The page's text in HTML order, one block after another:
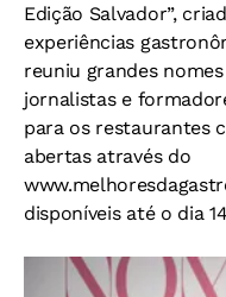
Edição Salvador”,
experiências
reuniu grandes
jornalistas e
para os restaurantes
abertas através do
disponíveis até o dia